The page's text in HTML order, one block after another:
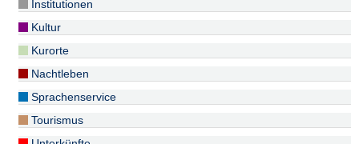
Institutionen
Kultur
Kurorte
Nachtleben
Sprachenservice
Tourismus